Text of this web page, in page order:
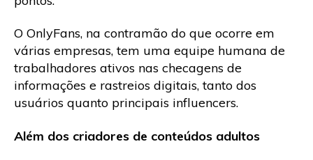
O OnlyFans, na contramão do que ocorre em
várias empresas, tem uma equipe humana de
trabalhadores ativos nas checagens de
informações e rastreios digitais, tanto dos
usuários quanto principais influencers.
Além dos criadores de conteúdos adultos